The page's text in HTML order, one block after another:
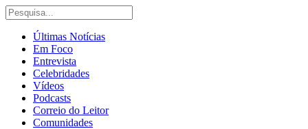
Últimas Notícias
Em Foco
Entrevista
Celebridades
Vídeos
Podcasts
Correio do Leitor
Comunidades